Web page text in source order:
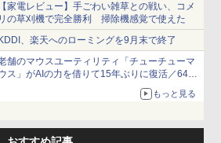
家電レビュー】手ごわい雑草との戦い、コメ
の草刈機で完全勝利 掃除機感覚で使えた
、楽天へのローミングを9月末で終了
舗のマウスユーティリティ「チューチューマ
ス」がAIの力を借りて15年ぶりに復活／64bit
、Windows 10/11、「Chrome」も走り回
。復活記念で2026年末まで500円
もっと見る